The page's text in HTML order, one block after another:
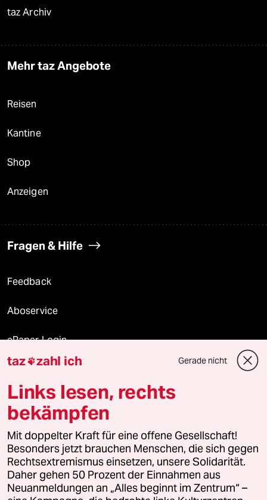
taz Archiv
Mehr taz Angebote
Reisen
Kantine
Shop
Anzeigen
Fragen & Hilfe
Feedback
Aboservice
ePaper Login
Downloads für Abonnierende
© 2026 taz Verlags und Vertriebs GmbH
Alle Rechte vorbehalten. Bei rechtlichen Fragen oder für Genehmigungen
wenden Sie sich bitte an
lizenzen@taz.de
Feedback Redaktionsstatut Kommune-Richtlinien
taz zahl ich Gerade nicht
Links lesen, rechts
bekämpfen
Mit doppelter Kraft für eine offene Gesellschaft!
Besonders jetzt brauchen Menschen, die sich gegen
Rechtsextremismus einsetzen, unsere Solidarität.
Daher gehen 50 Prozent der Einnahmen aus
Neuanmeldungen an „Alles beginnt im Zentrum“ –